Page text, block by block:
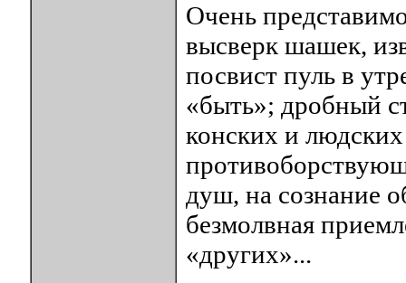
Очень
высверк шашек,
посвист пуль в
«быть»; дробный
конских и
душ, на сознание
безмолвная
«других»...